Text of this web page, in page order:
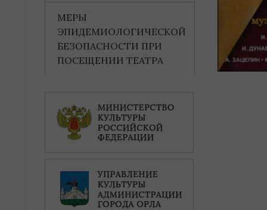
МЕРЫ
ЭПИДЕМИОЛОГИЧЕСКОЙ
БЕЗОПАСНОСТИ ПРИ
ПОСЕЩЕНИИ ТЕАТРА